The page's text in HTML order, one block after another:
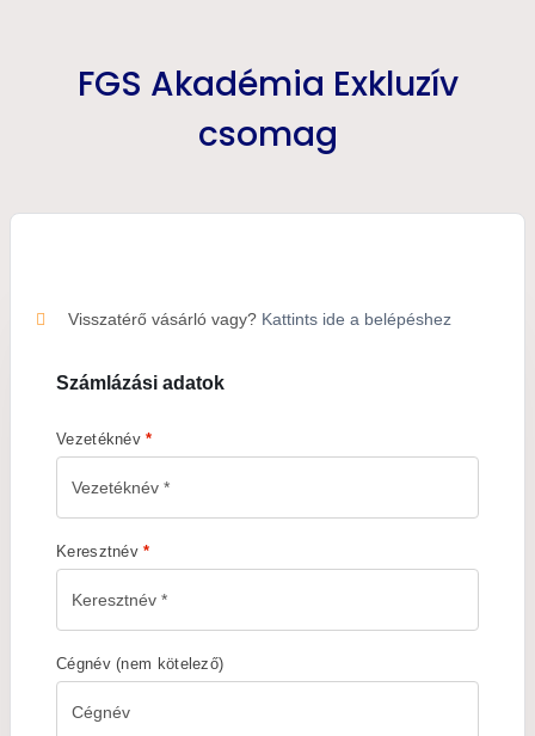
FGS Akadémia Exkluzív
csomag
Visszatérő vásárló vagy? Kattints ide a belépéshez
Számlázási adatok
Vezetéknév*
Keresztnév*
Cégnév(nem kötelező)